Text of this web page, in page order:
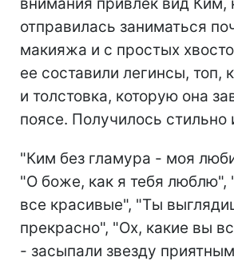
отправилась заниматься
макияжа и с простых
ее составили легинсы, топ,
и толстовка, которую она
поясе. Получилось стильно
"Ким без гламура - моя
"О боже, как я тебя люблю",
все красивые", "Ты
прекрасно", "Ох, какие вы
- засыпали звезду